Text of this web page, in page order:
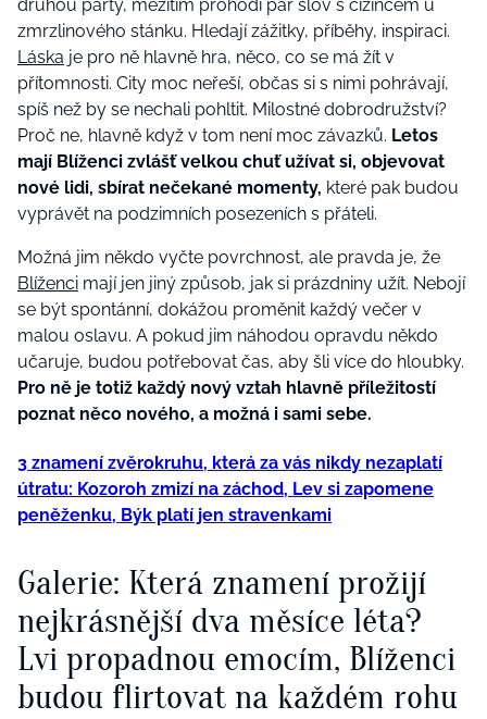
druhou párty, mezitím prohodí pár slov s cizincem u
zmrzlinového stánku. Hledají zážitky, příběhy, inspiraci.
Láska je pro ně hlavně hra, něco, co se má žít v
přítomnosti. City moc neřeší, občas si s nimi pohrávají,
spíš než by se nechali pohltit. Milostné dobrodružství?
Proč ne, hlavně když v tom není moc závazků. Letos
mají Blíženci zvlášť velkou chuť užívat si, objevovat
nové lidi, sbírat nečekané momenty, které pak budou
vyprávět na podzimních posezeních s přáteli.
Možná jim někdo vyčte povrchnost, ale pravda je, že
Blíženci mají jen jiný způsob, jak si prázdniny užít. Nebojí
se být spontánní, dokážou proměnit každý večer v
malou oslavu. A pokud jim náhodou opravdu někdo
učaruje, budou potřebovat čas, aby šli více do hloubky.
Pro ně je totiž každý nový vztah hlavně příležitostí
poznat něco nového, a možná i sami sebe.
3 znamení zvěrokruhu, která za vás nikdy nezaplatí
útratu: Kozoroh zmizí na záchod, Lev si zapomene
peněženku, Býk platí jen stravenkami
Galerie: Která znamení prožijí
nejkrásnější dva měsíce léta?
Lvi propadnou emocím, Blíženci
budou flirtovat na každém rohu